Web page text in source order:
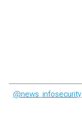
@news_infosecurity